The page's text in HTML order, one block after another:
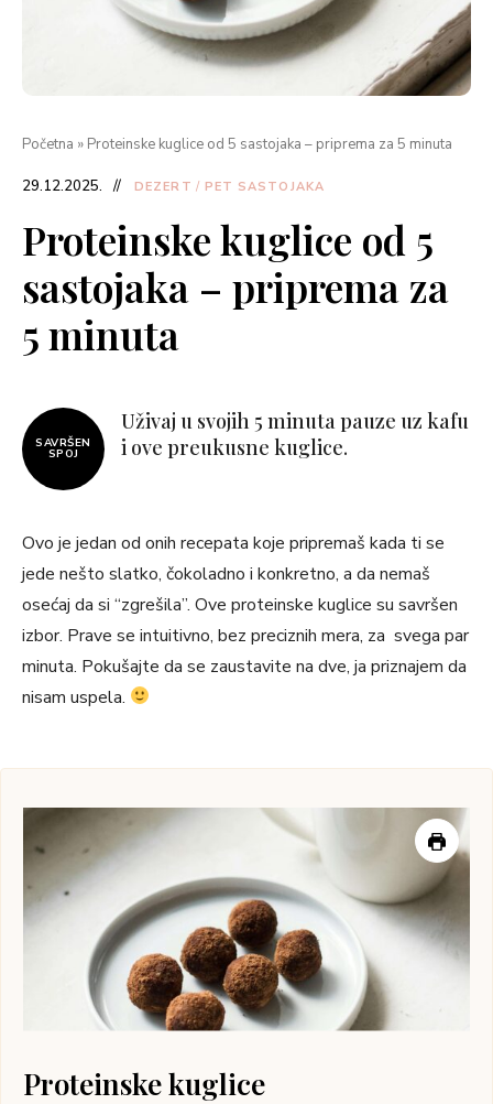
Početna » Proteinske kuglice od 5 sastojaka – priprema za 5 minuta
29.12.2025. DEZERT / PET SASTOJAKA
Proteinske kuglice od 5
sastojaka – priprema za
5 minuta
SAVRŠEN
SPOJ
Uživaj u svojih 5 minuta pauze uz kafu
i ove preukusne kuglice.
Ovo je jedan od onih recepata koje pripremaš kada ti se
jede nešto slatko, čokoladno i konkretno, a da nemaš
osećaj da si “zgrešila”. Ove proteinske kuglice su savršen
izbor. Prave se intuitivno, bez preciznih mera, za svega par
minuta. Pokušajte da se zaustavite na dve, ja priznajem da
nisam uspela.
Proteinske kuglice